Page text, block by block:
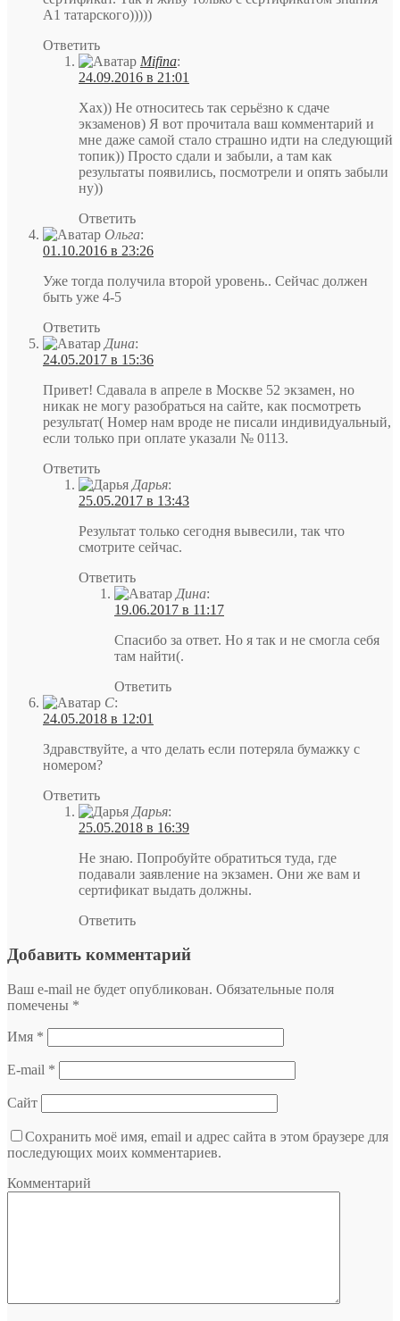
А1 татарского)))))
Ответить
Mifina:
24.09.2016 в 21:01
Хах)) Не относитесь так серьёзно к сдаче
экзаменов) Я вот прочитала ваш комментарий и
мне даже самой стало страшно идти на следующий
топик)) Просто сдали и забыли, а там как
результаты появились, посмотрели и опять забыли
ну))
Ответить
Ольга:
01.10.2016 в 23:26
Уже тогда получила второй уровень.. Сейчас должен
быть уже 4-5
Ответить
Дина:
24.05.2017 в 15:36
Привет! Сдавала в апреле в Москве 52 экзамен, но
никак не могу разобраться на сайте, как посмотреть
результат( Номер нам вроде не писали индивидуальный,
если только при оплате указали № 0113.
Ответить
Дарья:
25.05.2017 в 13:43
Результат только сегодня вывесили, так что
смотрите сейчас.
Ответить
Дина:
19.06.2017 в 11:17
Спасибо за ответ. Но я так и не смогла себя
там найти(.
Ответить
С:
24.05.2018 в 12:01
Здравствуйте, а что делать если потеряла бумажку с
номером?
Ответить
Дарья:
25.05.2018 в 16:39
Не знаю. Попробуйте обратиться туда, где
подавали заявление на экзамен. Они же вам и
сертификат выдать должны.
Ответить
Добавить комментарий
Ваш e-mail не будет опубликован. Обязательные поля
помечены *
Имя *
E-mail *
Сайт
Сохранить моё имя, email и адрес сайта в этом браузере для
последующих моих комментариев.
Комментарий